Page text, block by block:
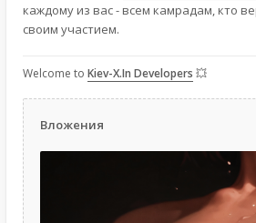
каждому из вас - всем камрадам, кто
своим участием.
Welcome to Kiev-X.In Developers 💥
Вложения